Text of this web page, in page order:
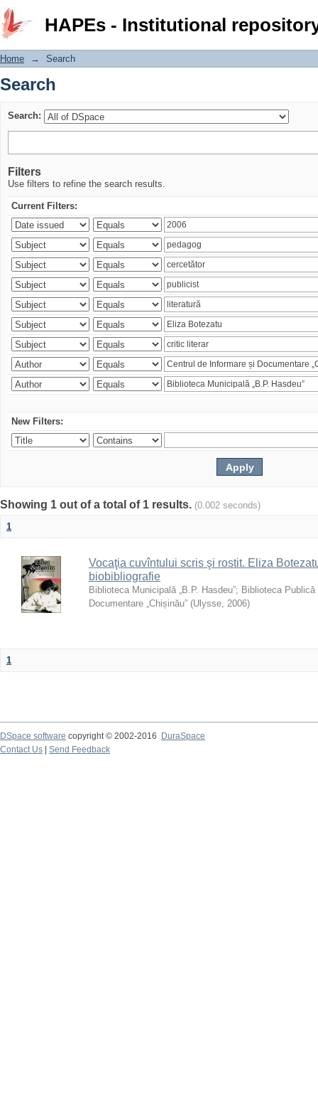
HAPEs - Institutional
Search
Home → Search
Search
Search:
Filters
Use filters to refine the search results.
Current Filters:
New Filters:
Showing 1 out of a total of 1 results. (0.002 seconds)
1
Vocaţia cuvîntului scris şi rostit. Eliza
biobibliografie
Biblioteca Municipală „B.P. Hasdeu”; Biblioteca Publică
Documentare „Chișinău” (Ulysse, 2006)
1
DSpace software copyright © 2002-2016
DuraSpace
Contact Us
Send Feedback